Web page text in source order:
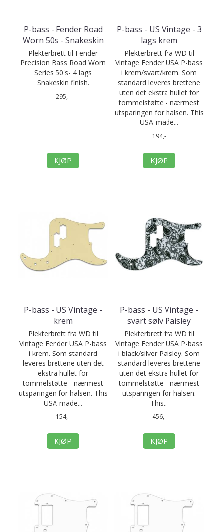
P-bass - Fender Road
Worn 50s - Snakeskin
Plekterbrett til Fender
Precision Bass Road Worn
Series 50's- 4 lags
Snakeskin finish.
295,-
KJØP
P-bass - US Vintage - 3
lags krem
Plekterbrett fra WD til
Vintage Fender USA P-bass
i krem/svart/krem. Som
standard leveres brettene
uten det ekstra hullet for
tommelstøtte - nærmest
utsparingen for halsen. This
USA-made...
194,-
KJØP
P-bass - US Vintage -
krem
Plekterbrett fra WD til
Vintage Fender USA P-bass
i krem. Som standard
leveres brettene uten det
ekstra hullet for
tommelstøtte - nærmest
utsparingen for halsen. This
USA-made...
154,-
KJØP
P-bass - US Vintage -
svart sølv Paisley
Plekterbrett fra WD til
Vintage Fender USA P-bass
i black/silver Paisley. Som
standard leveres brettene
uten det ekstra hullet for
tommelstøtte - nærmest
utsparingen for halsen.
This...
456,-
KJØP